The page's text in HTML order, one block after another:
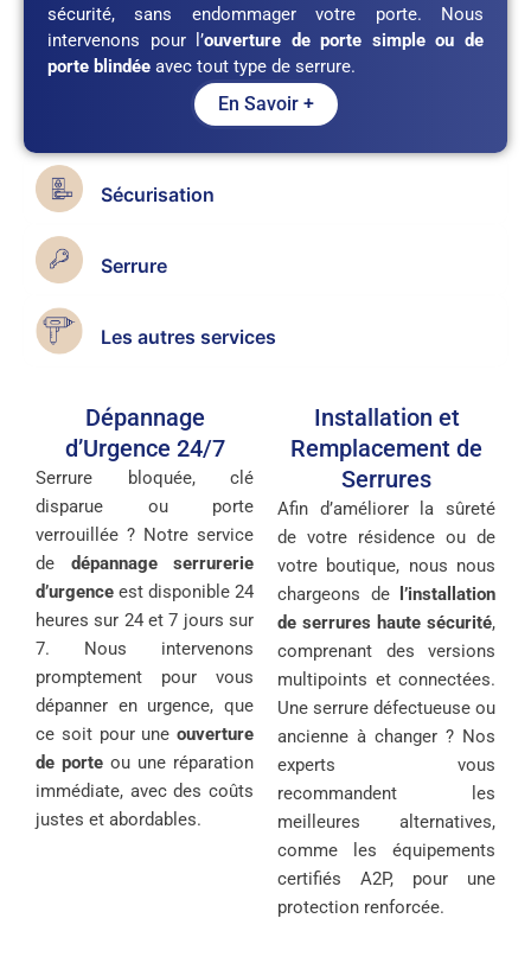
sécurité, sans endommager votre porte. Nous
intervenons pour l’ouverture de porte simple ou de
porte blindée avec tout type de serrure.
En Savoir +
Sécurisation
Serrure
Les autres services
Dépannage
d’Urgence 24/7
Serrure bloquée, clé
disparue ou porte
verrouillée ? Notre service
de dépannage serrurerie
d’urgence est disponible 24
heures sur 24 et 7 jours sur
7. Nous intervenons
promptement pour vous
dépanner en urgence, que
ce soit pour une ouverture
de porte ou une réparation
immédiate, avec des coûts
justes et abordables.
Installation et
Remplacement de
Serrures
Afin d’améliorer la sûreté
de votre résidence ou de
votre boutique, nous nous
chargeons de
l’installation
de serrures haute sécurité,
comprenant des versions
multipoints et connectées.
Une serrure défectueuse ou
ancienne à changer ? Nos
experts vous
recommandent les
meilleures alternatives,
comme les équipements
certifiés A2P, pour une
protection renforcée.